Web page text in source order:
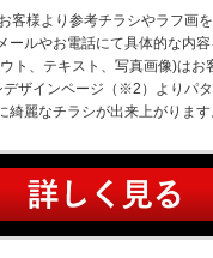
客様より参考チラシやラフ画
ールやお電話にて具体的な内容
ト、テキスト、写真画像)はお
ザインページ（※2）よりパ
綺麗なチラシが出来上がります